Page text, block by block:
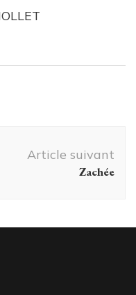
Article suivant
Zachée